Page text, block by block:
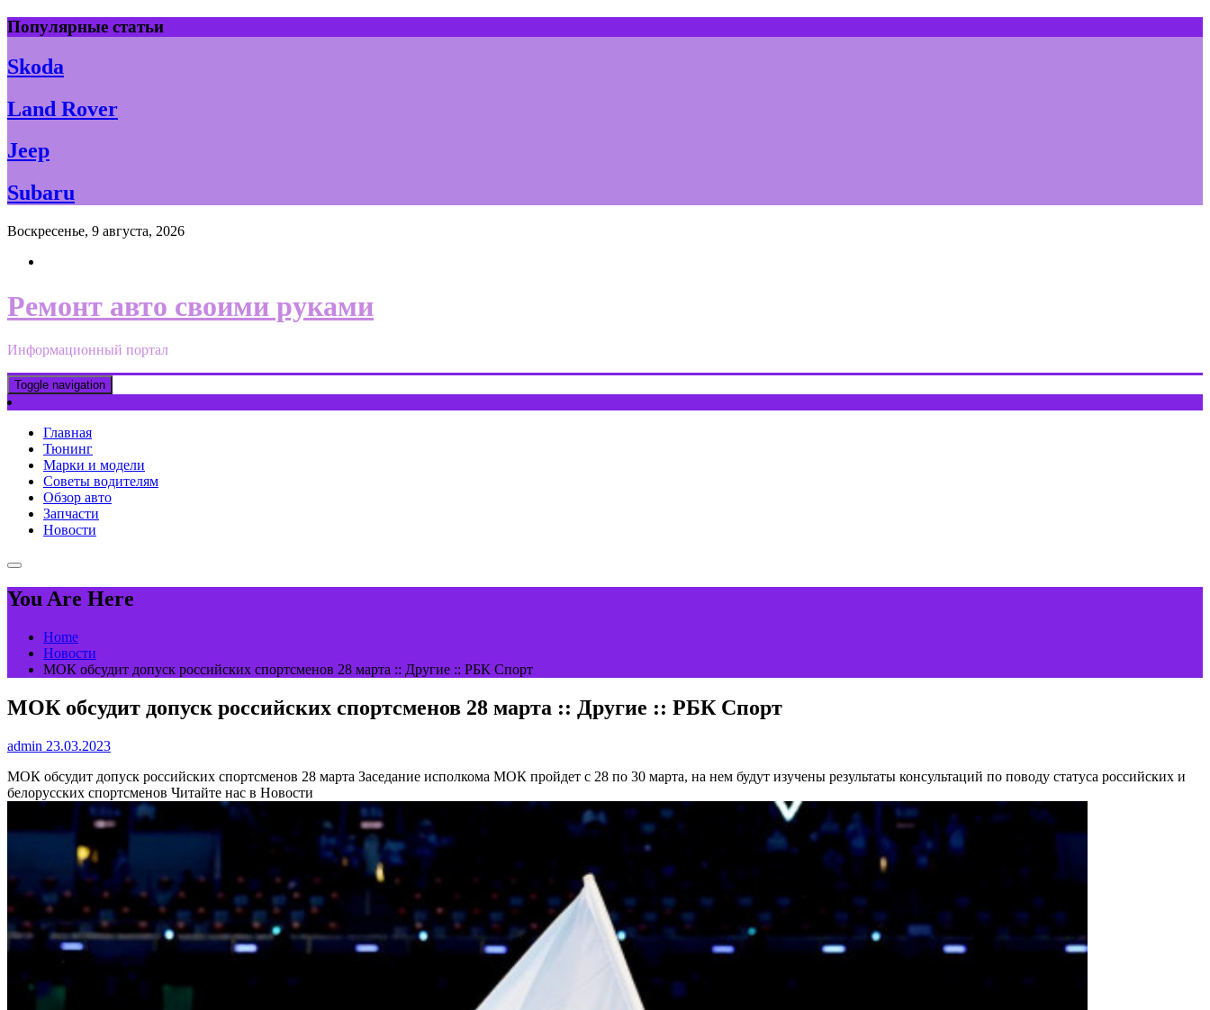
Skip
to
content
Популярные статьи
Skoda
Land Rover
Jeep
Subaru
Воскресенье, 9 августа, 2026
Ремонт авто своими руками
Информационный портал
Toggle navigation
Главная
Тюнинг
Марки и модели
Советы водителям
Обзор авто
Запчасти
Новости
You Are Here
Home
Новости
МОК обсудит допуск российских спортсменов 28 марта :: Другие :: РБК Спорт
МОК обсудит допуск российских спортсменов 28 марта :: Другие :: РБК Спорт
admin 23.03.2023
МОК обсудит допуск российских спортсменов 28 марта Заседание исполкома МОК пройдет с 28 по 30 марта, на нем будут изучены результаты консультаций по поводу статуса российских и
белорусских спортсменов Читайте нас в Новости